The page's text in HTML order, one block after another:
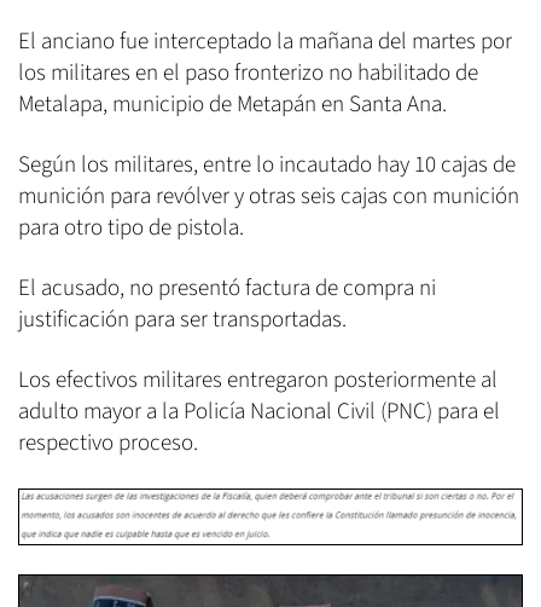
El anciano fue interceptado la mañana del martes por
los militares en el paso fronterizo no habilitado de
Metalapa, municipio de Metapán en Santa Ana.
Según los militares, entre lo incautado hay 10 cajas de
munición para revólver y otras seis cajas con munición
para otro tipo de pistola.
El acusado, no presentó factura de compra ni
justificación para ser transportadas.
Los efectivos militares entregaron posteriormente al
adulto mayor a la Policía Nacional Civil (PNC) para el
respectivo proceso.